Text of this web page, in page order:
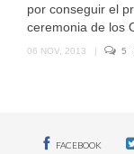
por conseguir el
ceremonia de los
06 NOV, 2013 | 5
FACEBOOK